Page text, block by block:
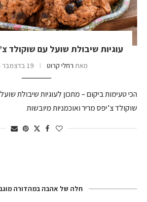
עוגיות שיבולת שועל עם שוקולד
מאת רחלי קרוט 19 בדצמבר 2016
הכי טעימות ביקום – מתכון לעוגיות שיבולת
שוקולד צ’יפס מריר ואוכמניות מיובשות
חלה של אהבה במהדורה